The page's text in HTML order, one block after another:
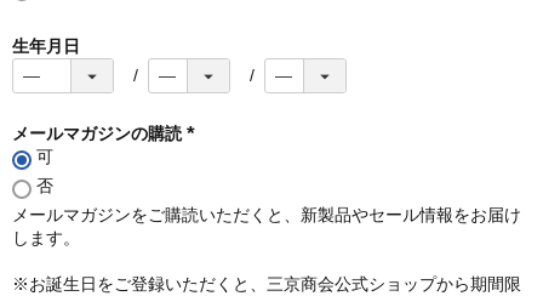
生年月日
メールマガジンの購読
須
)
可
否
メールマガジンをご購読いただくと、新製品やセール情報をお届け
します。
※お誕生日をご登録いただくと、三京商会公式ショップから期間限